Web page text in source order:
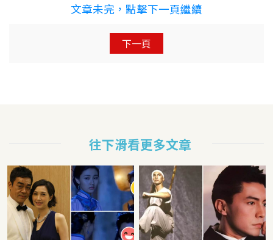
文章未完，點擊下一頁繼續
下一頁
往下滑看更多文章